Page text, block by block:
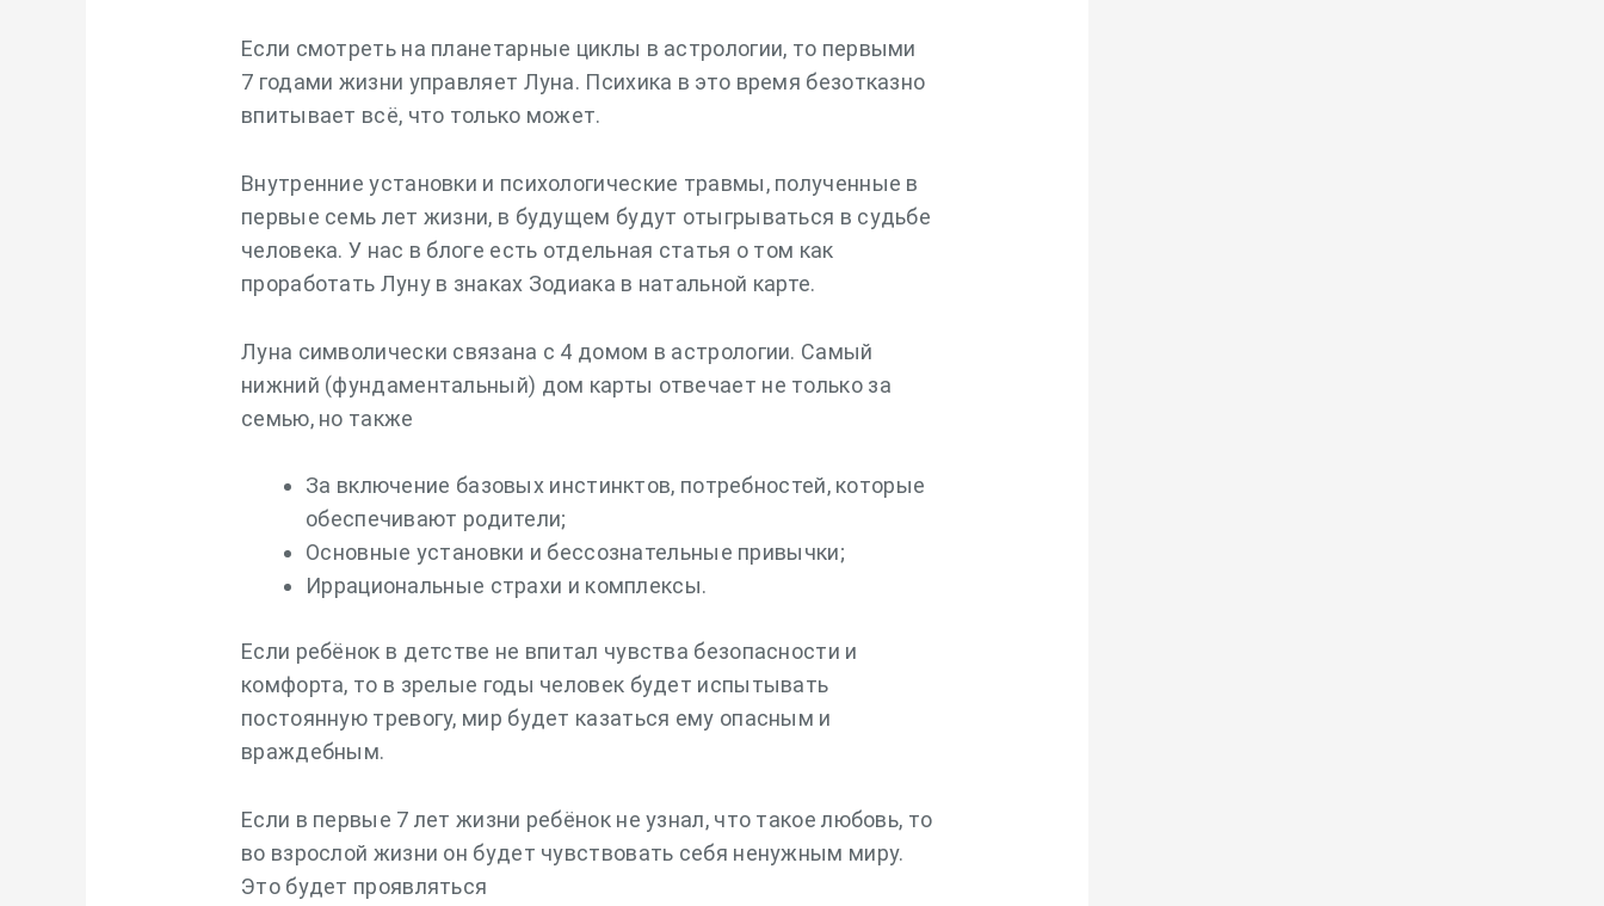
Если смотреть на планетарные циклы в астрологии, то первыми
7 годами жизни управляет Луна. Психика в это время безотказно
впитывает всё, что только может.
Внутренние установки и психологические травмы, полученные в
первые семь лет жизни, в будущем будут отыгрываться в судьбе
человека. У нас в блоге есть отдельная статья о том как
проработать Луну в знаках Зодиака в натальной карте.
Луна символически связана с 4 домом в астрологии. Самый
нижний (фундаментальный) дом карты отвечает не только за
семью, но также
За включение базовых инстинктов, потребностей, которые
обеспечивают родители;
Основные установки и бессознательные привычки;
Иррациональные страхи и комплексы.
Если ребёнок в детстве не впитал чувства безопасности и
комфорта, то в зрелые годы человек будет испытывать
постоянную тревогу, мир будет казаться ему опасным и
враждебным.
Если в первые 7 лет жизни ребёнок не узнал, что такое любовь, то
во взрослой жизни он будет чувствовать себя ненужным миру.
Это будет проявляться